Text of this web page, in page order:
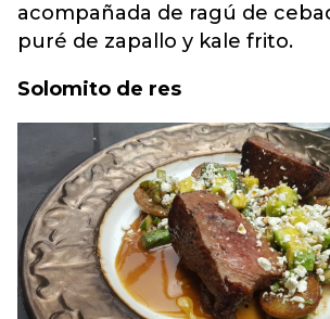
acompañada de ragú de
puré de zapallo y kale frito.
Solomito de res